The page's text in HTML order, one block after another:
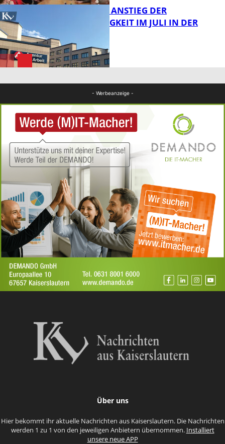
FB News
SAISONALER ANSTIEG DER
ARBEITSLOSIGKEIT IM JULI IN DER
- Werbeanzeige -
Über uns
Hier bekommt ihr aktuelle Nachrichten aus Kaiserslautern. Die Nachrichten
werden 1 zu 1 von den jeweiligen Anbietern übernommen. Installiert
unsere neue APP